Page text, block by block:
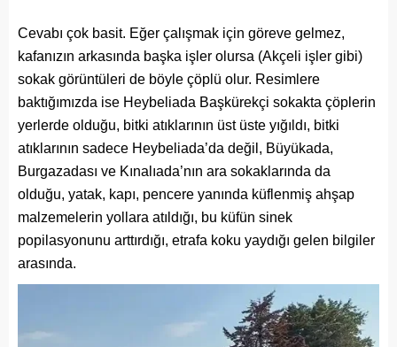
Cevabı çok basit. Eğer çalışmak için göreve gelmez,
kafanızın arkasında başka işler olursa (Akçeli işler gibi)
sokak görüntüleri de böyle çöplü olur. Resimlere
baktığımızda ise Heybeliada Başkürekçi sokakta çöplerin
yerlerde olduğu, bitki atıklarının üst üste yığıldı, bitki
atıklarının sadece Heybeliada’da değil, Büyükada,
Burgazadası ve Kınalıada’nın ara sokaklarında da
olduğu, yatak, kapı, pencere yanında küflenmiş ahşap
malzemelerin yollara atıldığı, bu küfün sinek
popilasyonunu arttırdığı, etrafa koku yaydığı gelen bilgiler
arasında.